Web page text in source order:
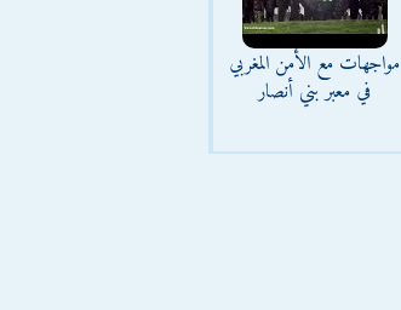
مواجهات مع الأمن المغربي
في معبر بني أنصار